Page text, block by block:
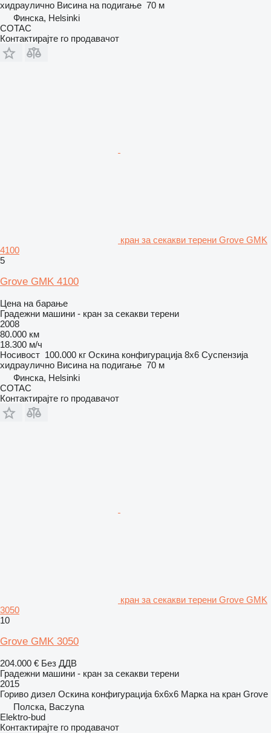
хидраулично Висина на подигање 70 м
Финска, Helsinki
COTAC
Контактирајте го продавачот
кран за секакви терени Grove GMK
4100
5
Grove GMK 4100
Цена на барање
Градежни машини - кран за секакви терени
2008
80.000 км
18.300 м/ч
Носивост 100.000 кг Оскина конфигурација 8x6 Суспензија
хидраулично Висина на подигање 70 м
Финска, Helsinki
COTAC
Контактирајте го продавачот
кран за секакви терени Grove GMK
3050
10
Grove GMK 3050
204.000 € Без ДДВ
Градежни машини - кран за секакви терени
2015
Гориво дизел Оскина конфигурација 6x6x6 Марка на кран Grove
Полска, Baczyna
Elektro-bud
Контактирајте го продавачот